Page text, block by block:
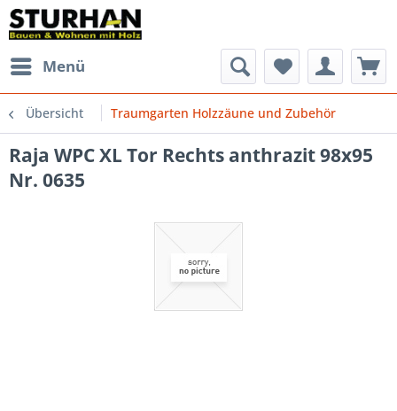
Menü
Übersicht Traumgarten Holzzäune und Zubehör
Raja WPC XL Tor Rechts anthrazit 98x95
Nr. 0635